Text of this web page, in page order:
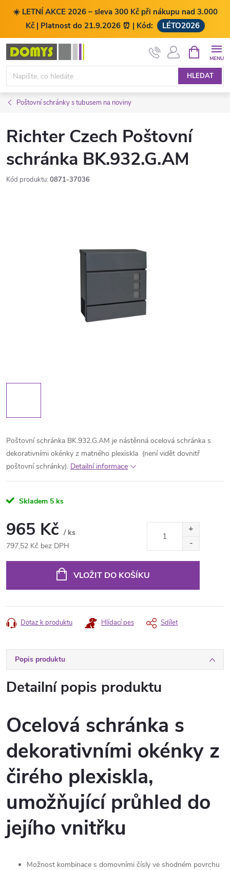
☀️ LETNÍ AKCE 2026 – sleva 300 Kč při nákupu nad 3.000
Kč | Platnost do 21.9.2026 ⏰ | Kód:
LÉTO2026
Přejít
obsah
HLEDAT
NÁKUPNÍ
KOŠÍK
Poštovní schránky s tubusem na noviny
Richter Czech Poštovní
schránka BK.932.G.AM
Kód produktu: 0871-37036
Poštovní schránka BK.932.G.AM je nástěnná ocelová schránka s
dekorativními okénky z matného plexiskla (není vidět dovnitř
poštovní schránky). Detailní informace
Skladem 5 ks
965 Kč / ks
797,52 Kč bez DPH
VLOŽIT DO KOŠÍKU
Dotaz k produktu Hlídací pes Sdílet
Popis produktu
Detailní popis produktu
Ocelová schránka s
dekorativními okénky z
čirého plexiskla,
umožňující průhled do
jejího vnitřku
Možnost kombinace s domovními čísly ve shodném povrchu